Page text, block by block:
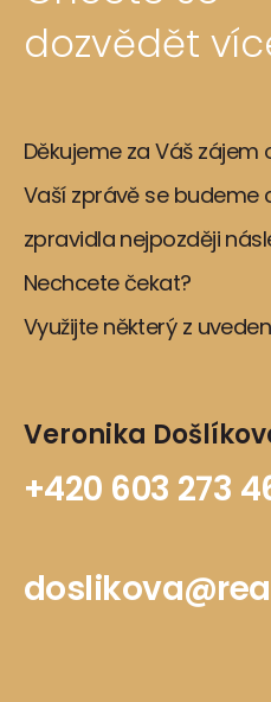
dozvědět
Děkujeme za Váš zájem
Vaší zprávě se budeme
zpravidla nejpozději
Nechcete čekat?
Využijte některý z
Veronika
+420 603 273